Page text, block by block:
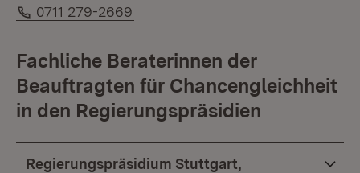
Telefon:
0711 279-2669
Fachliche Beraterinnen der
Beauftragten für Chancengleichheit
in den Regierungspräsidien
Regierungspräsidium Stuttgart,